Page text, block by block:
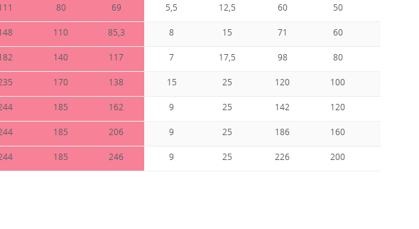
80 69 5,5 12,5 60 50
110 85,3 8 15 71 60
140 117 7 17,5 98 80
170 138 15 25 120 100
185 162 9 25 142 120
185 206 9 25 186 160
185 246 9 25 226 200